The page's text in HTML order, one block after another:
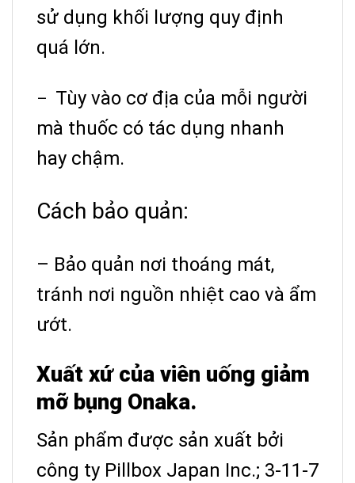
sử dụng khối lượng quy định
quá lớn.
– Tùy vào cơ địa của mỗi người
mà thuốc có tác dụng nhanh
hay chậm.
Cách bảo quản:
– Bảo quản nơi thoáng mát,
tránh nơi nguồn nhiệt cao và ẩm
ướt.
Xuất xứ của viên uống giảm
mỡ bụng Onaka.
Sản phẩm được sản xuất bởi
công ty Pillbox Japan Inc.; 3-11-7